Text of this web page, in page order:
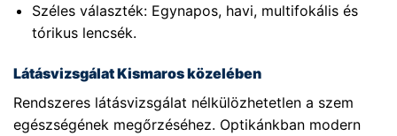
Széles választék: Egynapos, havi, multifokális és
tórikus lencsék.
Látásvizsgálat Kismaros közelében
Rendszeres látásvizsgálat nélkülözhetetlen a szem
egészségének megőrzéséhez. Optikánkban modern